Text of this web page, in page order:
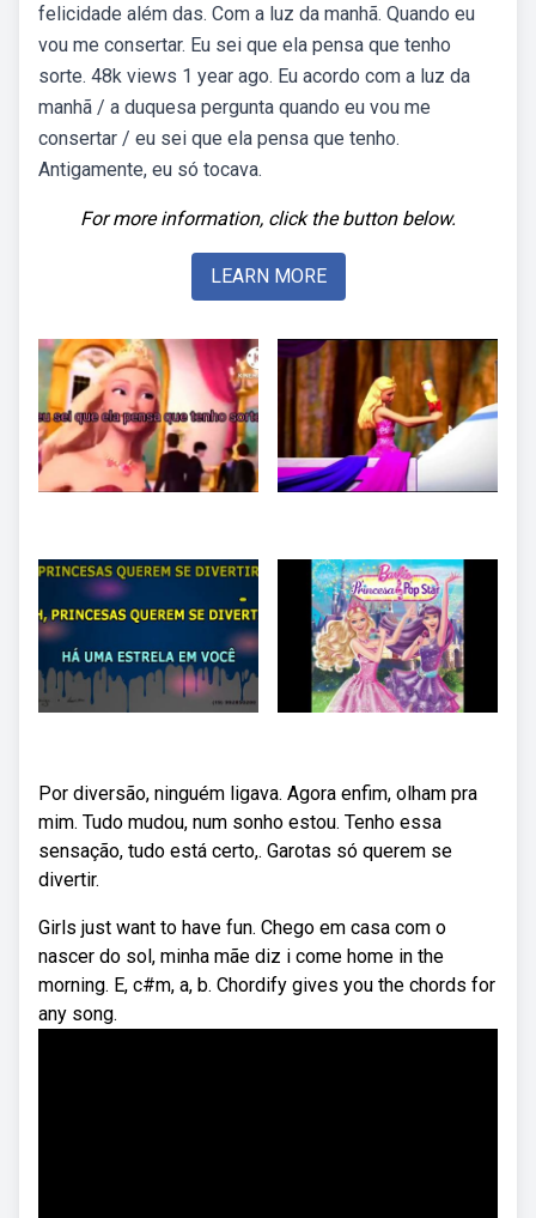
felicidade além das. Com a luz da manhã. Quando eu
vou me consertar. Eu sei que ela pensa que tenho
sorte. 48k views 1 year ago. Eu acordo com a luz da
manhã / a duquesa pergunta quando eu vou me
consertar / eu sei que ela pensa que tenho.
Antigamente, eu só tocava.
For more information, click the button below.
LEARN MORE
Por diversão, ninguém ligava. Agora enfim, olham pra
mim. Tudo mudou, num sonho estou. Tenho essa
sensação, tudo está certo,. Garotas só querem se
divertir.
Girls just want to have fun. Chego em casa com o
nascer do sol, minha mãe diz i come home in the
morning. E, c#m, a, b. Chordify gives you the chords for
any song.